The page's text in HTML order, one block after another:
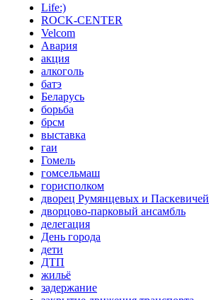
Life:)
ROCK-CENTER
Velcom
Авария
акция
алкоголь
батэ
Беларусь
борьба
брсм
выставка
гаи
Гомель
гомсельмаш
горисполком
дворец Румянцевых и Паскевичей
дворцово-парковый ансамбль
делегация
День города
дети
ДТП
жильё
задержание